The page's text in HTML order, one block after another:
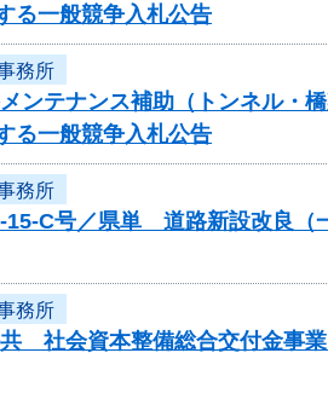
る一般競争入札公告
務所
テナンス補助（トンネル・
る一般競争入札公告
務所
4-15-C号／県単 道路新設改
務所
共 社会資本整備総合交付金事